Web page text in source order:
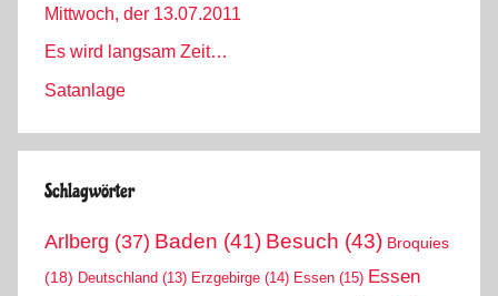
Mittwoch, der 13.07.2011
Es wird langsam Zeit…
Satanlage
Schlagwörter
Arlberg (37) Baden (41) Besuch (43) Broquies
(18) Deutschland (13) Erzgebirge (14) Essen (15) Essen